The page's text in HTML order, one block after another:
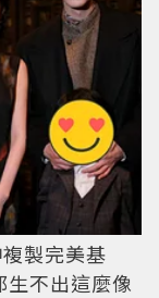
製完美基
不出這麼像